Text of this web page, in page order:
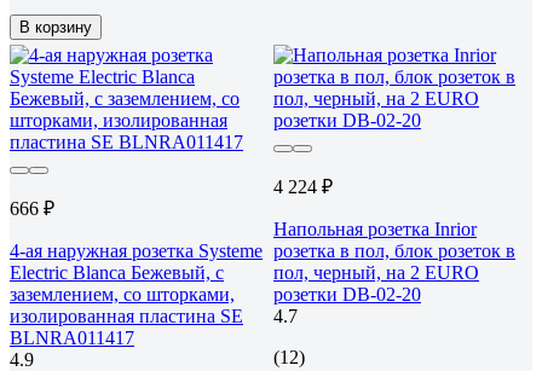
В корзину
666 ₽
4-ая наружная розетка Systeme
Electric Blanca Бежевый, с
заземлением, со шторками,
изолированная пластина SE
BLNRA011417
4.9
4 224 ₽
Напольная розетка Inrior
розетка в пол, блок розеток в
пол, черный, на 2 EURO
розетки DB-02-20
4.7
(12)